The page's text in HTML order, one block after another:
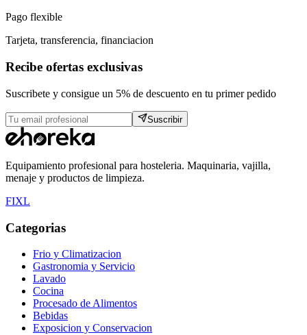
Pago flexible
Tarjeta, transferencia, financiacion
Recibe ofertas exclusivas
Suscribete y consigue un 5% de descuento en tu primer pedido
Suscribir
Equipamiento profesional para hosteleria. Maquinaria, vajilla,
menaje y productos de limpieza.
FIXL
Categorias
Frio y Climatizacion
Gastronomia y Servicio
Lavado
Cocina
Procesado de Alimentos
Bebidas
Exposicion y Conservacion